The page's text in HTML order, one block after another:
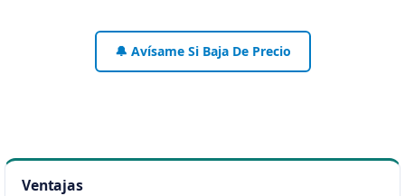
🔔 Avísame Si Baja De Precio
Ventajas